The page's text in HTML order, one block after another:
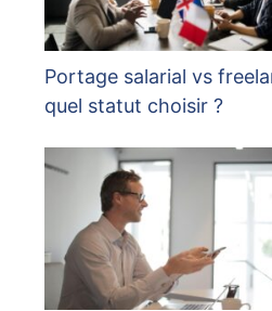
Portage salarial vs
quel statut choisir ?